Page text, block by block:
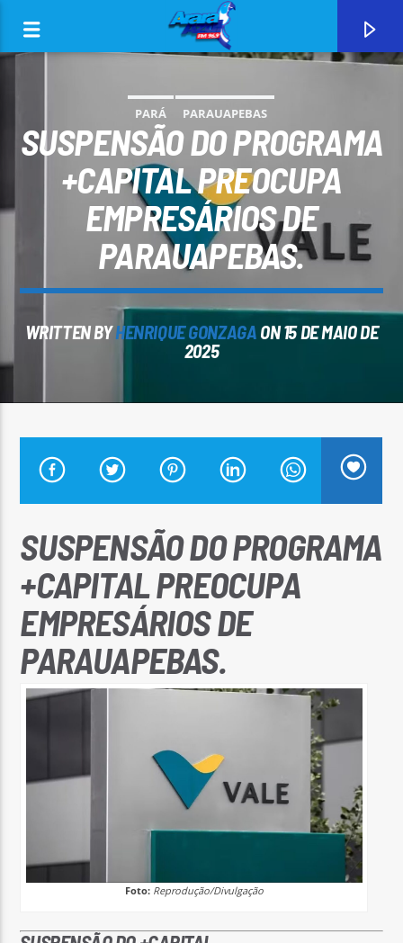
0:00
CURRENT TRACK
Arara Azul FM
PARÁ PARAUAPEBAS
SUSPENSÃO DO PROGRAMA
+CAPITAL PREOCUPA
EMPRESÁRIOS DE
PARAUAPEBAS.
WRITTEN BYHENRIQUE GONZAGA ON 15 DE MAIO DE
2025
SUSPENSÃO DO PROGRAMA
+CAPITAL PREOCUPA
EMPRESÁRIOS DE
PARAUAPEBAS.
Foto: Reprodução/Divulgação